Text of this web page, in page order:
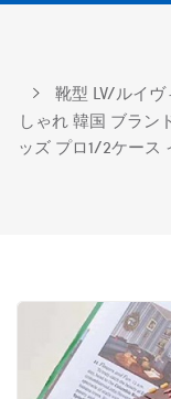
靴型 LV/ルイ
しゃれ 韓国 ブラン
ッズ プロ1/2ケース